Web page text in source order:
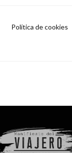
Política de cookies